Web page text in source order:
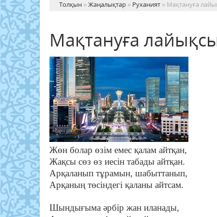
Толқын »Жаңалықтар » Руханият » Мақтануға
Мақтануға
Жөн болар өзім емес қалам айтқан,
Жақсы сөз өз иесін табады айтқан.
Арқаланып тұрамын, шабыттанып,
Арқаның төсіндегі қаланы айтсам.
Шындығыма әрбір жан иланады,